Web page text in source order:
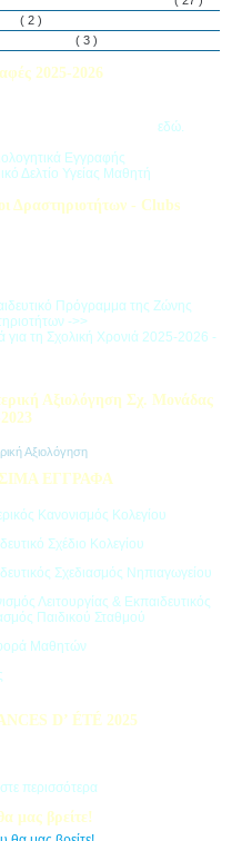
( 2 )
( 3 )
2025-2026
εδώ.
Εγγραφής
Δελτίο Υγείας Μαθητή
Δραστηριοτήτων - Clubs
Πρόγραμμα της Ζώνης
->>
για τη Σχολική Χρονιά 2025-2026 -
Αξιολόγηση Σχ. Μονάδας
Αξιολόγηση
ΕΓΓΡΑΦΑ
Κανονισμός Κολεγίου
Σχέδιο Κολεγίου
Σχεδιασμός Νηπιαγωγείου
Λειτουργίας & Εκπαιδευτικός
Παιδικού Σταθμού
Μαθητών
D’ ÉTÉ 2025
περισσότερα
μας βρείτε!